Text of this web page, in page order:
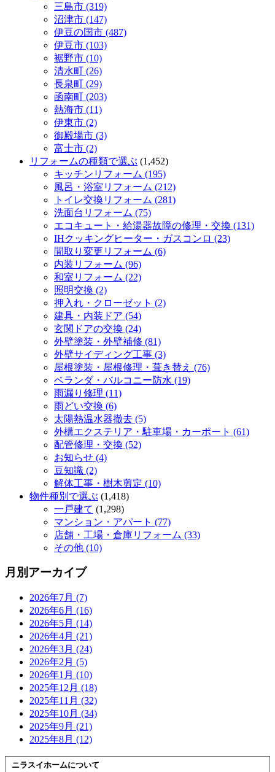
三島市 (319)
沼津市 (147)
伊豆の国市 (487)
伊豆市 (103)
裾野市 (10)
清水町 (26)
長泉町 (29)
函南町 (203)
熱海市 (11)
伊東市 (2)
御殿場市 (3)
富士市 (2)
リフォームの種類で選ぶ (1,452)
キッチンリフォーム (195)
風呂・浴室リフォーム (212)
トイレ交換リフォーム (281)
洗面台リフォーム (75)
エコキュート・給湯器故障の修理・交換 (131)
IHクッキングヒーター・ガスコンロ (23)
間取り変更リフォーム (6)
内装リフォーム (96)
和室リフォーム (22)
照明交換 (2)
押入れ・クローゼット (2)
建具・内装ドア (54)
玄関ドアの交換 (24)
外壁塗装・外壁補修 (81)
外壁サイディング工事 (3)
屋根塗装・屋根修理・葺き替え (76)
ベランダ・バルコニー防水 (19)
雨漏り修理 (11)
雨どい交換 (6)
太陽熱温水器撤去 (5)
外構エクステリア・駐車場・カーポート (61)
配管修理・交換 (52)
お知らせ (4)
豆知識 (2)
解体工事・樹木剪定 (10)
物件種別で選ぶ (1,418)
一戸建て (1,298)
マンション・アパート (77)
店舗・工場・倉庫リフォーム (33)
その他 (10)
月別アーカイブ
2026年7月 (7)
2026年6月 (16)
2026年5月 (14)
2026年4月 (21)
2026年3月 (24)
2026年2月 (5)
2026年1月 (10)
2025年12月 (18)
2025年11月 (32)
2025年10月 (34)
2025年9月 (21)
2025年8月 (12)
ニラスイホームについて